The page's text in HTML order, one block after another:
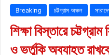
Breaking চট্টগ্রাম অঞ্চল
শিক্ষা বিস্তারে
ও ভর্তুকি অব্যাহত